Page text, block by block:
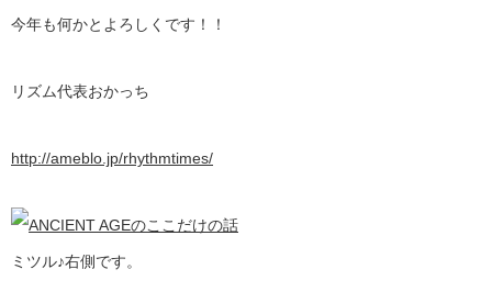
今年も何かとよろしくです！！
リズム代表おかっち
http://ameblo.jp/rhythmtimes/
ミツル♪右側です。